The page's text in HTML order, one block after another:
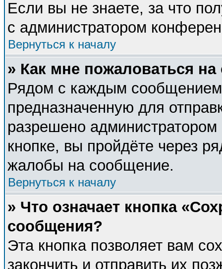
Если вы не знаете, за что
с администратором
Вернуться к началу
» Как мне пожаловаться
Рядом с каждым сообщением
предназначенную для
разрешено
кнопке, вы пройдёте через
жалобы на сообщение.
Вернуться к началу
» Что означает кнопка
сообщения?
Эта кнопка позволяет вам
закончить и отправить их